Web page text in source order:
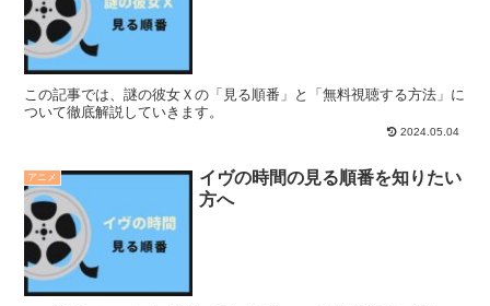
この記事では、謎の彼女Ｘの「見る順番」と「無料視聴する方法」に
ついて徹底解説していきます。
2024.05.04
アニメ
イヴの時間の見る順番を知りたい
方へ